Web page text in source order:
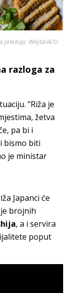
Jakutajc Wojtalik/U
razloga za
"Riža je
žetva
pa bi i
bismo biti
je ministar
Japanci će
brojnih
, a i servira
poput